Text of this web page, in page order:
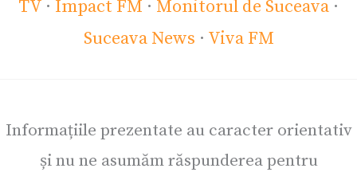
TV · Impact FM · Monitorul de Suceava ·
Suceava News · Viva FM
Informațiile prezentate au caracter orientativ
și nu ne asumăm răspunderea pentru